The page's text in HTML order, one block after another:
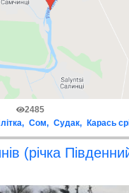
2485
Сом Судак Карась
(річка